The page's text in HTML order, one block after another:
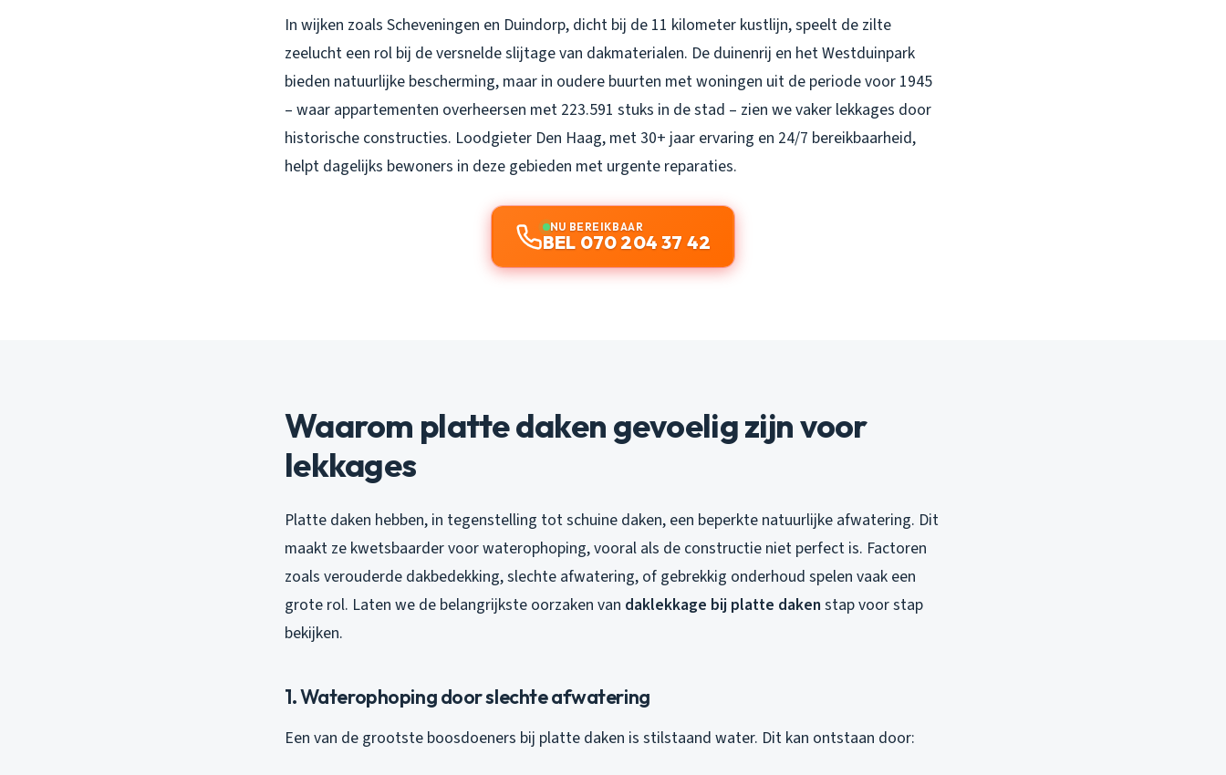
In wijken zoals Scheveningen en Duindorp, dicht bij de 11 kilometer kustlijn, speelt de zilte
zeelucht een rol bij de versnelde slijtage van dakmaterialen. De duinenrij en het Westduinpark
bieden natuurlijke bescherming, maar in oudere buurten met woningen uit de periode voor 1945
– waar appartementen overheersen met 223.591 stuks in de stad – zien we vaker lekkages door
historische constructies. Loodgieter Den Haag, met 30+ jaar ervaring en 24/7 bereikbaarheid,
helpt dagelijks bewoners in deze gebieden met urgente reparaties.
NU BEREIKBAAR
BEL 070 204 37 42
Waarom platte daken gevoelig zijn voor
lekkages
Platte daken hebben, in tegenstelling tot schuine daken, een beperkte natuurlijke afwatering. Dit
maakt ze kwetsbaarder voor waterophoping, vooral als de constructie niet perfect is. Factoren
zoals verouderde dakbedekking, slechte afwatering, of gebrekkig onderhoud spelen vaak een
grote rol. Laten we de belangrijkste oorzaken van daklekkage bij platte daken stap voor stap
bekijken.
1. Waterophoping door slechte afwatering
Een van de grootste boosdoeners bij platte daken is stilstaand water. Dit kan ontstaan door: